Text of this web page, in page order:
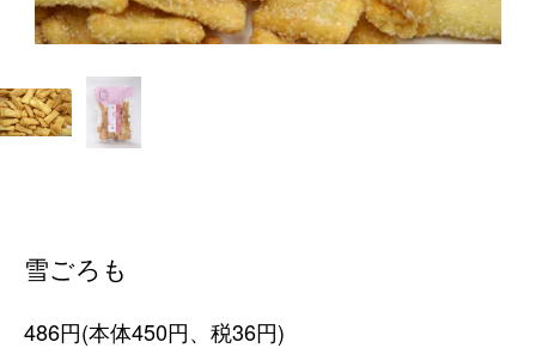
雪ごろも
486円(本体450円、税36円)